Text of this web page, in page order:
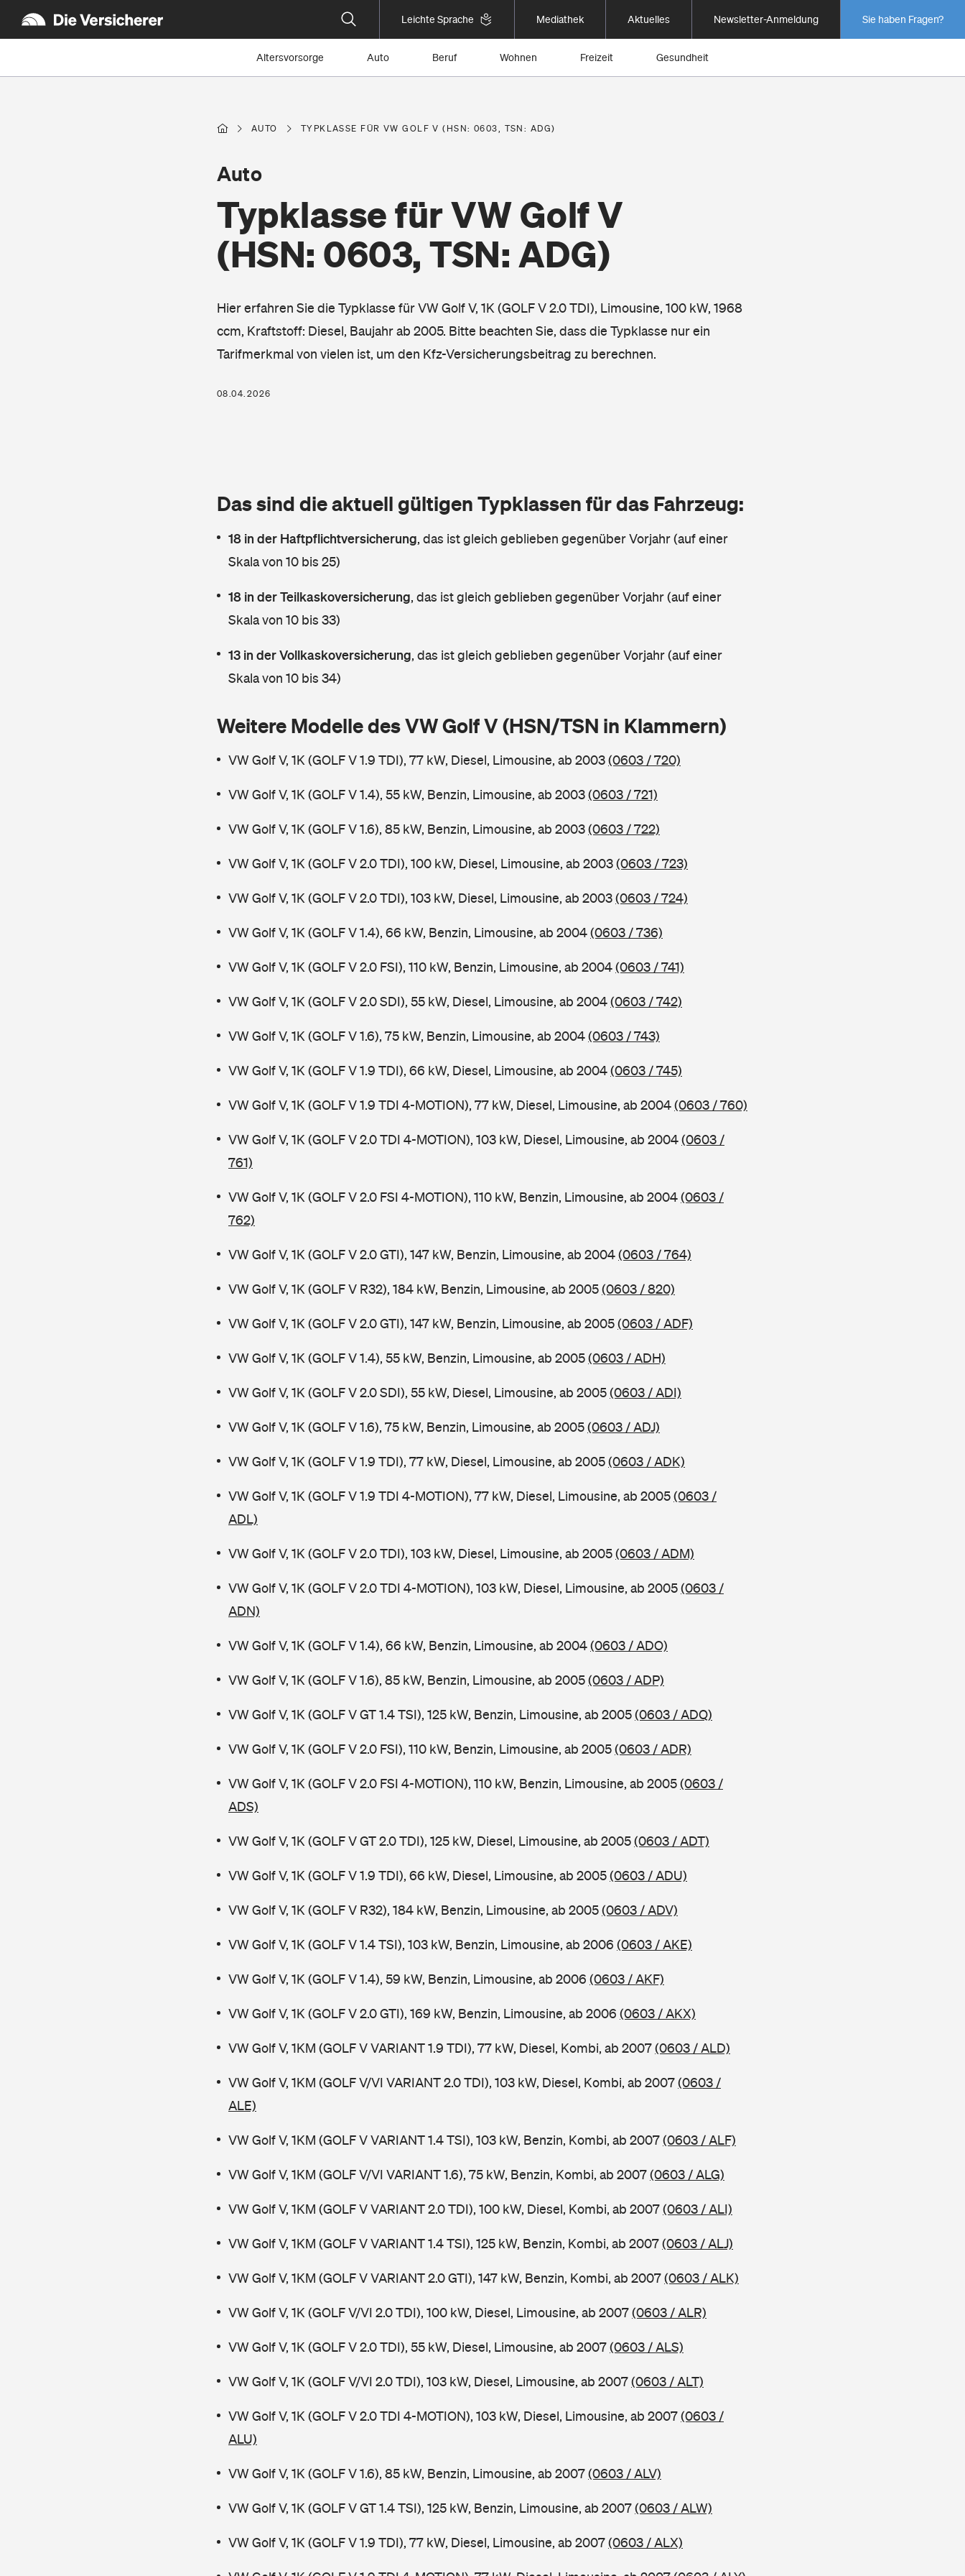
Leichte Sprache Mediathek Aktuelles Newsletter-Anmeldung Sie haben Fragen?
Altersvorsorge Auto Beruf Wohnen Freizeit Gesundheit
AUTO TYPKLASSE FÜR VW GOLF V (HSN: 0603, TSN: ADG)
Typklasse für VW Golf V
(HSN: 0603, TSN: ADG)
Auto
Hier erfahren Sie die Typklasse für VW Golf V, 1K (GOLF V 2.0 TDI), Limousine, 100 kW, 1968
ccm, Kraftstoff: Diesel, Baujahr ab 2005. Bitte beachten Sie, dass die Typklasse nur ein
Tarifmerkmal von vielen ist, um den Kfz-Versicherungsbeitrag zu berechnen.
08.04.2026
Das sind die aktuell gültigen Typklassen für das Fahrzeug:
18 in der Haftpflichtversicherung, das ist gleich geblieben gegenüber Vorjahr (auf einer
Skala von 10 bis 25)
18 in der Teilkaskoversicherung, das ist gleich geblieben gegenüber Vorjahr (auf einer
Skala von 10 bis 33)
13 in der Vollkaskoversicherung, das ist gleich geblieben gegenüber Vorjahr (auf einer
Skala von 10 bis 34)
Weitere Modelle des VW Golf V (HSN/TSN in Klammern)
VW Golf V, 1K (GOLF V 1.9 TDI), 77 kW, Diesel, Limousine, ab 2003(0603 / 720)
VW Golf V, 1K (GOLF V 1.4), 55 kW, Benzin, Limousine, ab 2003(0603 / 721)
VW Golf V, 1K (GOLF V 1.6), 85 kW, Benzin, Limousine, ab 2003(0603 / 722)
VW Golf V, 1K (GOLF V 2.0 TDI), 100 kW, Diesel, Limousine, ab 2003(0603 / 723)
VW Golf V, 1K (GOLF V 2.0 TDI), 103 kW, Diesel, Limousine, ab 2003(0603 / 724)
VW Golf V, 1K (GOLF V 1.4), 66 kW, Benzin, Limousine, ab 2004(0603 / 736)
VW Golf V, 1K (GOLF V 2.0 FSI), 110 kW, Benzin, Limousine, ab 2004(0603 / 741)
VW Golf V, 1K (GOLF V 2.0 SDI), 55 kW, Diesel, Limousine, ab 2004(0603 / 742)
VW Golf V, 1K (GOLF V 1.6), 75 kW, Benzin, Limousine, ab 2004(0603 / 743)
VW Golf V, 1K (GOLF V 1.9 TDI), 66 kW, Diesel, Limousine, ab 2004(0603 / 745)
VW Golf V, 1K (GOLF V 1.9 TDI 4-MOTION), 77 kW, Diesel, Limousine, ab 2004(0603 / 760)
VW Golf V, 1K (GOLF V 2.0 TDI 4-MOTION), 103 kW, Diesel, Limousine, ab 2004(0603 /
761)
VW Golf V, 1K (GOLF V 2.0 FSI 4-MOTION), 110 kW, Benzin, Limousine, ab 2004(0603 /
762)
VW Golf V, 1K (GOLF V 2.0 GTI), 147 kW, Benzin, Limousine, ab 2004(0603 / 764)
VW Golf V, 1K (GOLF V R32), 184 kW, Benzin, Limousine, ab 2005(0603 / 820)
VW Golf V, 1K (GOLF V 2.0 GTI), 147 kW, Benzin, Limousine, ab 2005(0603 / ADF)
VW Golf V, 1K (GOLF V 1.4), 55 kW, Benzin, Limousine, ab 2005(0603 / ADH)
VW Golf V, 1K (GOLF V 2.0 SDI), 55 kW, Diesel, Limousine, ab 2005(0603 / ADI)
VW Golf V, 1K (GOLF V 1.6), 75 kW, Benzin, Limousine, ab 2005(0603 / ADJ)
VW Golf V, 1K (GOLF V 1.9 TDI), 77 kW, Diesel, Limousine, ab 2005(0603 / ADK)
VW Golf V, 1K (GOLF V 1.9 TDI 4-MOTION), 77 kW, Diesel, Limousine, ab 2005(0603 /
ADL)
VW Golf V, 1K (GOLF V 2.0 TDI), 103 kW, Diesel, Limousine, ab 2005(0603 / ADM)
VW Golf V, 1K (GOLF V 2.0 TDI 4-MOTION), 103 kW, Diesel, Limousine, ab 2005(0603 /
ADN)
VW Golf V, 1K (GOLF V 1.4), 66 kW, Benzin, Limousine, ab 2004(0603 / ADO)
VW Golf V, 1K (GOLF V 1.6), 85 kW, Benzin, Limousine, ab 2005(0603 / ADP)
VW Golf V, 1K (GOLF V GT 1.4 TSI), 125 kW, Benzin, Limousine, ab 2005(0603 / ADQ)
VW Golf V, 1K (GOLF V 2.0 FSI), 110 kW, Benzin, Limousine, ab 2005(0603 / ADR)
VW Golf V, 1K (GOLF V 2.0 FSI 4-MOTION), 110 kW, Benzin, Limousine, ab 2005(0603 /
ADS)
VW Golf V, 1K (GOLF V GT 2.0 TDI), 125 kW, Diesel, Limousine, ab 2005(0603 / ADT)
VW Golf V, 1K (GOLF V 1.9 TDI), 66 kW, Diesel, Limousine, ab 2005(0603 / ADU)
VW Golf V, 1K (GOLF V R32), 184 kW, Benzin, Limousine, ab 2005(0603 / ADV)
VW Golf V, 1K (GOLF V 1.4 TSI), 103 kW, Benzin, Limousine, ab 2006 (0603 / AKE)
VW Golf V, 1K (GOLF V 1.4), 59 kW, Benzin, Limousine, ab 2006 (0603 / AKF)
VW Golf V, 1K (GOLF V 2.0 GTI), 169 kW, Benzin, Limousine, ab 2006 (0603 / AKX)
VW Golf V, 1KM (GOLF V VARIANT 1.9 TDI), 77 kW, Diesel, Kombi, ab 2007(0603 / ALD)
VW Golf V, 1KM (GOLF V/VI VARIANT 2.0 TDI), 103 kW, Diesel, Kombi, ab 2007(0603 /
ALE)
VW Golf V, 1KM (GOLF V VARIANT 1.4 TSI), 103 kW, Benzin, Kombi, ab 2007(0603 / ALF)
VW Golf V, 1KM (GOLF V/VI VARIANT 1.6), 75 kW, Benzin, Kombi, ab 2007(0603 / ALG)
VW Golf V, 1KM (GOLF V VARIANT 2.0 TDI), 100 kW, Diesel, Kombi, ab 2007(0603 / ALI)
VW Golf V, 1KM (GOLF V VARIANT 1.4 TSI), 125 kW, Benzin, Kombi, ab 2007(0603 / ALJ)
VW Golf V, 1KM (GOLF V VARIANT 2.0 GTI), 147 kW, Benzin, Kombi, ab 2007(0603 / ALK)
VW Golf V, 1K (GOLF V/VI 2.0 TDI), 100 kW, Diesel, Limousine, ab 2007(0603 / ALR)
VW Golf V, 1K (GOLF V 2.0 TDI), 55 kW, Diesel, Limousine, ab 2007(0603 / ALS)
VW Golf V, 1K (GOLF V/VI 2.0 TDI), 103 kW, Diesel, Limousine, ab 2007(0603 / ALT)
VW Golf V, 1K (GOLF V 2.0 TDI 4-MOTION), 103 kW, Diesel, Limousine, ab 2007(0603 /
ALU)
VW Golf V, 1K (GOLF V 1.6), 85 kW, Benzin, Limousine, ab 2007(0603 / ALV)
VW Golf V, 1K (GOLF V GT 1.4 TSI), 125 kW, Benzin, Limousine, ab 2007(0603 / ALW)
VW Golf V, 1K (GOLF V 1.9 TDI), 77 kW, Diesel, Limousine, ab 2007(0603 / ALX)